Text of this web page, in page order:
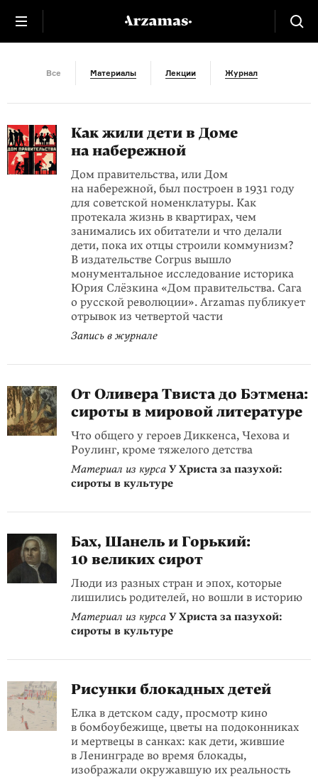
Дети
Все Материалы Лекции Журнал
Как жили дети в Доме
на набережной
Дом правительства, или Дом
на набережной, был построен в 1931 году
для советской номенклатуры. Как
протекала жизнь в квартирах, чем
занимались их обитатели и что делали
дети, пока их отцы строили коммунизм?
В издательстве Corpus вышло
монументальное исследование историка
Юрия Слёзкина «Дом правительства. Сага
о русской революции». Arzamas публикует
отрывок из четвертой части
Запись в журнале
От Оливера Твиста до Бэтмена:
сироты в мировой литературе
Что общего у героев Диккенса, Чехова и
Роулинг, кроме тяжелого детства
Материал из курса У Христа за пазухой:
сироты в культуре
Бах, Шанель и Горький:
10 великих сирот
Люди из разных стран и эпох, которые
лишились родителей, но вошли в историю
Материал из курса У Христа за пазухой:
сироты в культуре
Рисунки блокадных детей
Елка в детском саду, просмотр кино
в бомбоубежище, цветы на подоконниках
и мертвецы в санках: как дети, жившие
в Ленинграде во время блокады,
изображали окружавшую их реальность